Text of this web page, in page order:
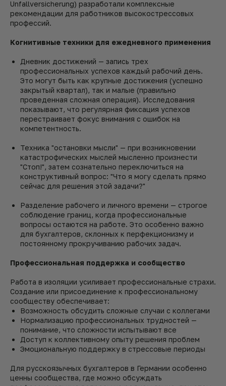
Unfallversicherung) разработали комплексные
рекомендации для работников высокострессовых
профессий.
Когнитивные техники для ежедневного применения
Дневник достижений — запись трех
профессиональных успехов каждый рабочий день.
Это могут быть как крупные достижения (успешно
закрытый квартал), так и малые (правильно
проведенная сложная операция). Исследования
показывают, что регулярная фиксация успехов
перестраивает фокус внимания с ошибок на
компетентность.
Техника "остановки мысли" — при возникновении
катастрофических мыслей мысленно произнести
"Стоп!", затем сознательно переключиться на
конструктивный вопрос: "Что я могу сделать прямо
сейчас для решения этой задачи?"
Разделение рабочего и личного времени — строгое
соблюдение границ, когда профессиональные
вопросы остаются на работе. Это особенно важно
для бухгалтеров, склонных к перфекционизму и
постоянному прокручиванию рабочих задач.
Профессиональная поддержка и сообщество
Работа в изоляции усиливает профессиональные страхи.
Создание или присоединение к профессиональному
сообществу обеспечивает:
Возможность обсудить сложные случаи с коллегами
Нормализацию профессиональных трудностей —
понимание, что сложности испытывают все
Доступ к коллективному опыту решения проблем
Эмоциональную поддержку в стрессовые периоды
Для русскоязычных бухгалтеров в Германии особенно
ценны сообщества, где можно обсуждать